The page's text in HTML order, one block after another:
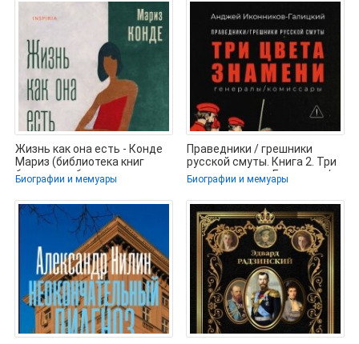
Жизнь как она есть - Конде
Мариз (библиотека книг
бесплатно без регистрации
Биографии и мемуары
Праведники / грешники
русской смуты. Книга 2. Три
цвета знамени: Генералы /
Биографии и мемуары